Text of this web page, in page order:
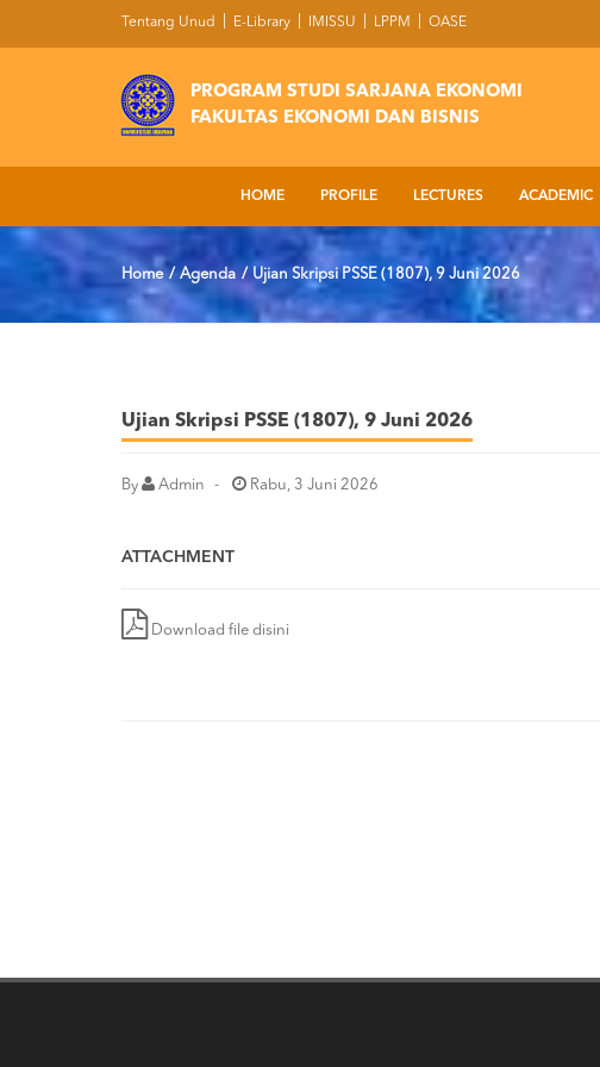
Tentang Unud E-Library IMISSU LPPM OASE
PROGRAM STUDI SARJANA EKONOMI
FAKULTAS EKONOMI DAN BISNIS
HOME PROFILE LECTURES ACADEMIC
Home Agenda Ujian Skripsi PSSE (1807), 9 Juni 2026
Ujian Skripsi PSSE (1807), 9 Juni 2026
By Admin Rabu, 3 Juni 2026
ATTACHMENT
Download file disini